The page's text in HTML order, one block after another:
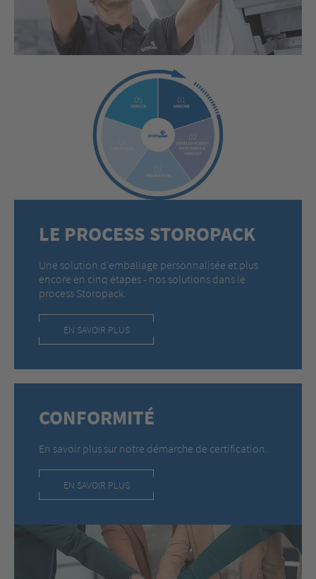
LE PROCESS STOROPACK
Une solution d'emballage personnalisée et plus
encore en cinq étapes - nos solutions dans le
process Storopack.
EN SAVOIR PLUS
CONFORMITÉ
En savoir plus sur notre démarche de certification.
EN SAVOIR PLUS